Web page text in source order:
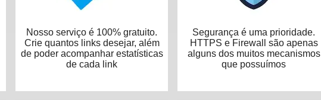
Nosso serviço é 100% gratuito.
Crie quantos links desejar, além
de poder acompanhar estatísticas
de cada link
Segurança é uma prioridade.
HTTPS e Firewall são apenas
alguns dos muitos mecanismos
que possuímos